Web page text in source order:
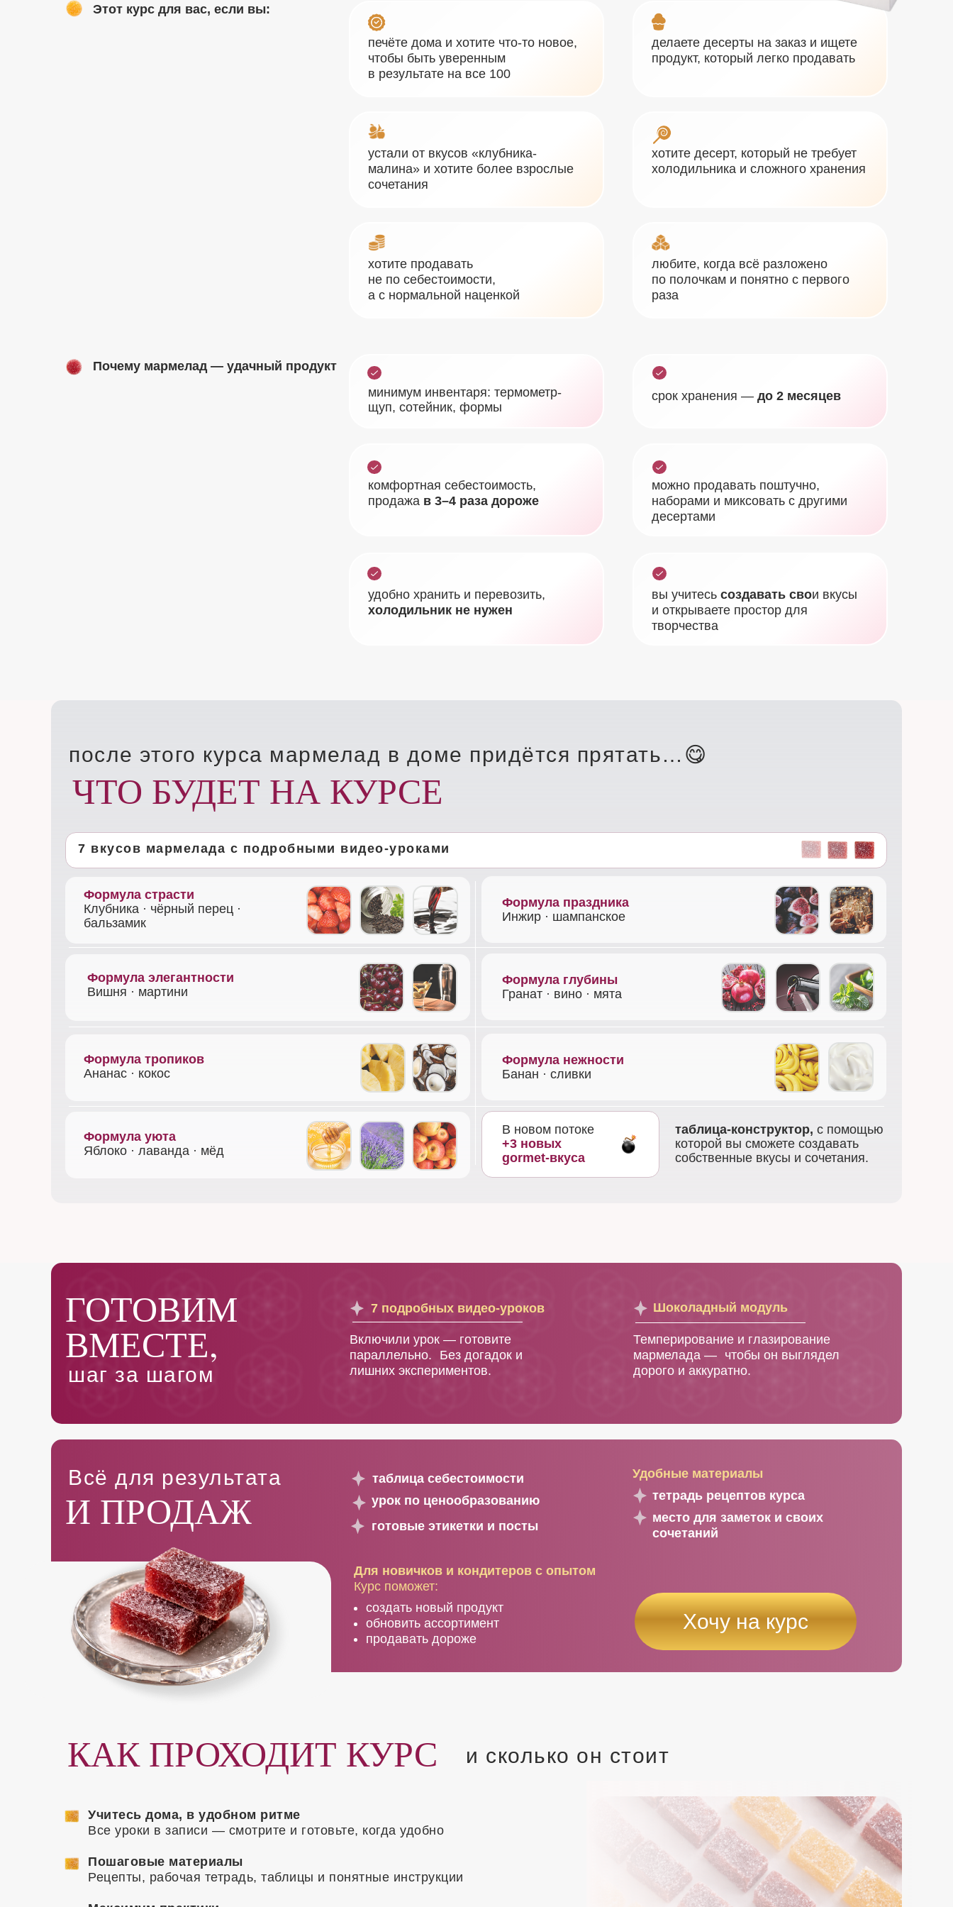
Почему мармелад — удачный продукт
вы учитесь создавать свои вкусы
и открываете простор для
творчества
удобно хранить и перевозить,
холодильник не нужен
можно продавать поштучно,
наборами и миксовать с другими
десертами
комфортная себестоимость,
продажа в 3–4 раза дороже
срок хранения — до 2 месяцев
минимум инвентаря: термометр-
щуп, сотейник, формы
Этот курс для вас, если вы:
любите, когда всё разложено
по полочкам и понятно с первого
раза
хотите продавать
не по себестоимости,
а с нормальной наценкой
хотите десерт, который не требует
холодильника и сложного хранения
устали от вкусов «клубника-
малина» и хотите более взрослые
сочетания
делаете десерты на заказ и ищете
продукт, который легко продавать
печёте дома и хотите что-то новое,
чтобы быть уверенным
в результате на все 100
ЧТО БУДЕТ НА КУРСЕ
7 вкусов мармелада с подробными видео-уроками
после этого курса мармелад в доме придётся прятать…😋
Формула уюта
Яблоко · лаванда · мёд
В новом потоке
+3 новых
gormet-вкуса
таблица-конструктор, с помощью
которой вы сможете создавать
собственные вкусы и сочетания.
Формула нежности
Банан · сливки
Формула тропиков
Ананас · кокос
Формула глубины
Гранат · вино · мята
Формула элегантности
Вишня · мартини
Формула праздника
Инжир · шампанское
Формула страсти
Клубника · чёрный перец ·
бальзамик
создать новый продукт
обновить ассортимент
продавать дороже
Для новичков и кондитеров с опытом
Курс поможет:
И ПРОДАЖ
Всё для результата
ГОТОВИМ
ВМЕСТЕ,
шаг за шагом
тетрадь рецептов курса
место для заметок и своих
сочетаний
Удобные материалы
готовые этикетки и посты
урок по ценообразованию
Хочу на курс
таблица себестоимости
Темперирование и глазирование
мармелада — чтобы он выглядел
дорого и аккуратно.
Шоколадный модуль
Включили урок — готовите
параллельно. Без догадок и
лишних экспериментов.
7 подробных видео-уроков
и сколько он стоит
КАК ПРОХОДИТ КУРС
Учитесь дома, в удобном ритме
Все уроки в записи — смотрите и готовьте, когда удобно
Пошаговые материалы
Рецепты, рабочая тетрадь, таблицы и понятные инструкции